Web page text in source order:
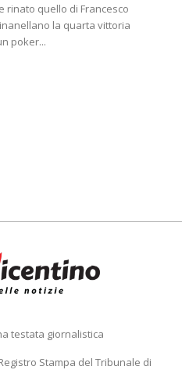
rinato quello di Francesco
la quarta vittoria
poker...
testata giornalistica
Stampa del Tribunale di